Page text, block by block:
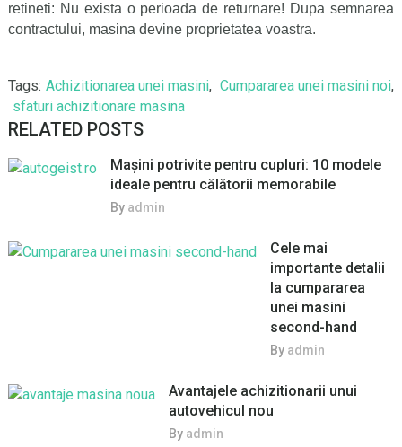
retineti: Nu exista o perioada de returnare! Dupa semnarea
contractului, masina devine proprietatea voastra.
Tags: Achizitionarea unei masini, Cumpararea unei masini noi,
sfaturi achizitionare masina
RELATED POSTS
Mașini potrivite pentru cupluri: 10 modele
ideale pentru călătorii memorabile
By admin
Cele mai
importante detalii
la cumpararea
unei masini
second-hand
By admin
Avantajele achizitionarii unui
autovehicul nou
By admin